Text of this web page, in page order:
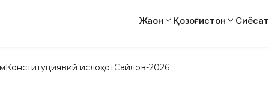
Жаҳон Қозоғистон Сиёсат
Конституциявий ислоҳотСайлов-2026